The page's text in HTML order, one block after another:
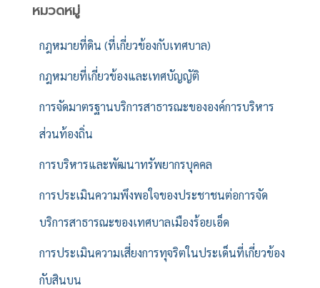
หมวดหมู่
กฎหมายที่ดิน (ที่เกี่ยวข้องกับเทศบาล)
กฎหมายที่เกี่ยวข้องและเทศบัญญัติ
การจัดมาตรฐานบริการสาธารณะขององค์การบริหาร
ส่วนท้องถิ่น
การบริหารและพัฒนาทรัพยากรบุคคล
การประเมินความพึงพอใจของประชาชนต่อการจัด
บริการสาธารณะของเทศบาลเมืองร้อยเอ็ด
การประเมินความเสี่ยงการทุจริตในประเด็นที่เกี่ยวข้อง
กับสินบน